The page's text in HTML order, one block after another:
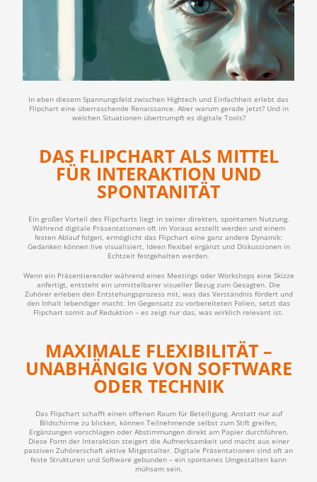
In eben diesem Spannungsfeld zwischen Hightech und Einfachheit erlebt das
Flipchart eine überraschende Renaissance. Aber warum gerade jetzt? Und in
welchen Situationen übertrumpft es digitale Tools?
DAS FLIPCHART ALS MITTEL
FÜR INTERAKTION UND
SPONTANITÄT
Ein großer Vorteil des Flipcharts liegt in seiner direkten, spontanen Nutzung.
Während digitale Präsentationen oft im Voraus erstellt werden und einem
festen Ablauf folgen, ermöglicht das Flipchart eine ganz andere Dynamik:
Gedanken können live visualisiert, Ideen flexibel ergänzt und Diskussionen in
Echtzeit festgehalten werden.
Wenn ein Präsentierender während eines Meetings oder Workshops eine Skizze
anfertigt, entsteht ein unmittelbarer visueller Bezug zum Gesagten. Die
Zuhörer erleben den Entstehungsprozess mit, was das Verständnis fördert und
den Inhalt lebendiger macht. Im Gegensatz zu vorbereiteten Folien, setzt das
Flipchart somit auf Reduktion – es zeigt nur das, was wirklich relevant ist.
MAXIMALE FLEXIBILITÄT –
UNABHÄNGIG VON SOFTWARE
ODER TECHNIK
Das Flipchart schafft einen offenen Raum für Beteiligung. Anstatt nur auf
Bildschirme zu blicken, können Teilnehmende selbst zum Stift greifen,
Ergänzungen vorschlagen oder Abstimmungen direkt am Papier durchführen.
Diese Form der Interaktion steigert die Aufmerksamkeit und macht aus einer
passiven Zuhörerschaft aktive Mitgestalter. Digitale Präsentationen sind oft an
feste Strukturen und Software gebunden – ein spontanes Umgestalten kann
mühsam sein.